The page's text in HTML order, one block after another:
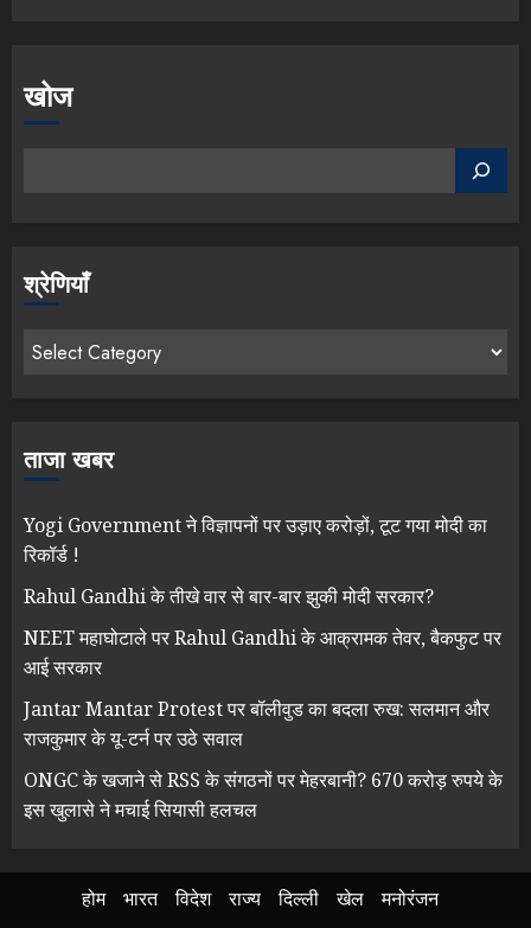
खोज
श्रेणियाँ
ताजा खबर
Yogi Government ने विज्ञापनों पर उड़ाए करोड़ों, टूट गया मोदी का
रिकॉर्ड !
Rahul Gandhi के तीखे वार से बार-बार झुकी मोदी सरकार?
NEET महाघोटाले पर Rahul Gandhi के आक्रामक तेवर, बैकफुट पर
आई सरकार
Jantar Mantar Protest पर बॉलीवुड का बदला रुख: सलमान और
राजकुमार के यू-टर्न पर उठे सवाल
ONGC के खजाने से RSS के संगठनों पर मेहरबानी? 670 करोड़ रुपये के
इस खुलासे ने मचाई सियासी हलचल
होम भारत विदेश राज्य दिल्ली खेल मनोरंजन